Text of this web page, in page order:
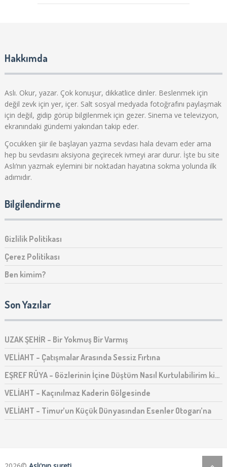
Hakkımda
Aslı. Okur, yazar. Çok konuşur, dikkatlice dinler. Beslenmek için
değil zevk için yer, içer. Salt sosyal medyada fotoğrafını paylaşmak
için değil, gidip görüp bilgilenmek için gezer. Sinema ve televizyon,
ekranındaki gündemi yakından takip eder.
Çocukken şiir ile başlayan yazma sevdası hala devam eder ama
hep bu sevdasını aksiyona geçirecek ivmeyi arar durur. İşte bu site
Aslı‘nın yazmak eylemini bir noktadan hayatına sokma yolunda ilk
adımıdır.
Bilgilendirme
Gizlilik Politikası
Çerez Politikası
Ben kimim?
Son Yazılar
UZAK ŞEHİR – Bir Yokmuş Bir Varmış
VELİAHT – Çatışmalar Arasında Sessiz Fırtına
EŞREF RÜYA – Gözlerinin İçine Düştüm Nasıl Kurtulabilirim ki…
VELİAHT – Kaçınılmaz Kaderin Gölgesinde
VELİAHT – Timur’un Küçük Dünyasından Esenler Otogarı’na